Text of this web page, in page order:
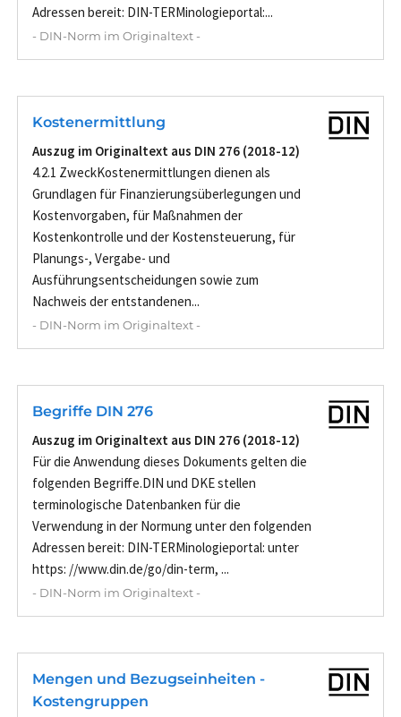
Adressen bereit: DIN-TERMinologieportal:...
- DIN-Norm im Originaltext -
Kostenermittlung
Auszug im Originaltext aus DIN 276 (2018-12)
4.2.1 ZweckKostenermittlungen dienen als
Grundlagen für Finanzierungsüberlegungen und
Kostenvorgaben, für Maßnahmen der
Kostenkontrolle und der Kostensteuerung, für
Planungs-, Vergabe- und
Ausführungsentscheidungen sowie zum
Nachweis der entstandenen...
- DIN-Norm im Originaltext -
Begriffe DIN 276
Auszug im Originaltext aus DIN 276 (2018-12)
Für die Anwendung dieses Dokuments gelten die
folgenden Begriffe.DIN und DKE stellen
terminologische Datenbanken für die
Verwendung in der Normung unter den folgenden
Adressen bereit: DIN-TERMinologieportal: unter
https: //www.din.de/go/din-term, ...
- DIN-Norm im Originaltext -
Mengen und Bezugseinheiten -
Kostengruppen